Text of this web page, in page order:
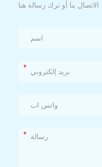
الاتصال بنا أو ترك رسالة هنا
*
*